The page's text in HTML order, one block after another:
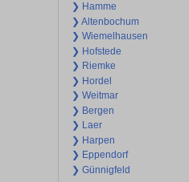
❯ Hamme
❯ Altenbochum
❯ Wiemelhausen
❯ Hofstede
❯ Riemke
❯ Hordel
❯ Weitmar
❯ Bergen
❯ Laer
❯ Harpen
❯ Eppendorf
❯ Günnigfeld